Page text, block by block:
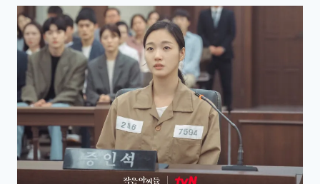
JEOGRAN
EN
EL
DRAMA
LAS
HERMANAS
–
LITTLE
WOMEN?